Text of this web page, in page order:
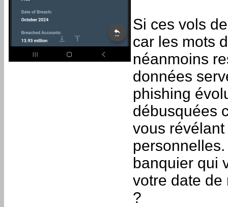
Si ces vols
car les mots
néanmoins
données
phishing
débusquées
vous
banquier qui
votre date de
?